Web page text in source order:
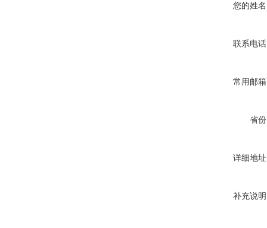
您的姓
联系电
常用邮
省
详细地
补充说